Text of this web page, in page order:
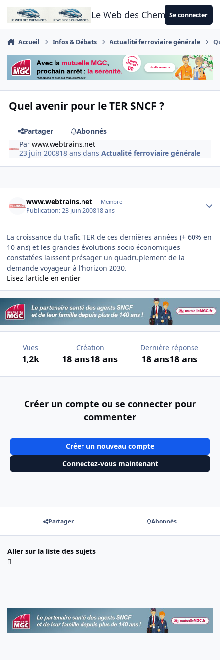
Aller au contenu
Le Web des CheminotsSe connecter
Accueil Infos & Débats Actualité ferroviaire générale
Quel avenir pour le TER SNCF ?
Partager
Abonnés
Parwww.webtrains.net
23 juin 200818 ans dansActualité ferroviaire générale
www.webtrains.net Membre
Publication:23 juin 200818 ans
La croissance du trafic TER de ces dernières années (+ 60% en
10 ans) et les grandes évolutions socio économiques
constatées laissent présager un quadruplement de la
demande voyageur à l'horizon 2030.
Lisez l'article en entier
Vues
1,2k
Création
18 ans18 ans
Dernière réponse
18 ans18 ans
Créer un compte ou se connecter pour
commenter
Créer un nouveau compte
Connectez-vous maintenant
Partager Abonnés
Aller sur la liste des sujets